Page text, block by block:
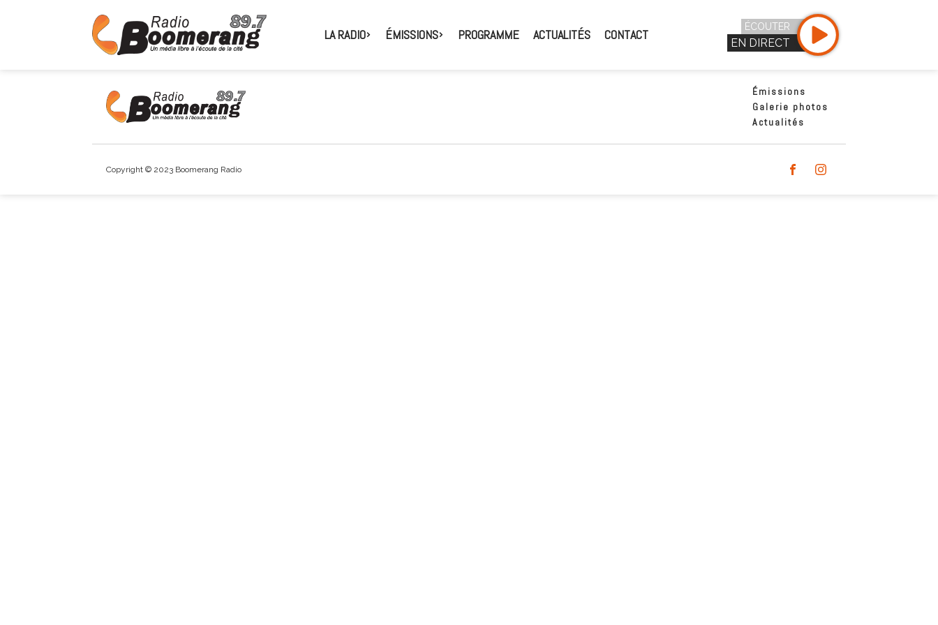
LA RADIO ÉMISSIONS PROGRAMME ACTUALITÉS CONTACT
ÉCOUTER
EN DIRECT
Émissions
Galerie photos
Actualités
Copyright © 2023 Boomerang Radio